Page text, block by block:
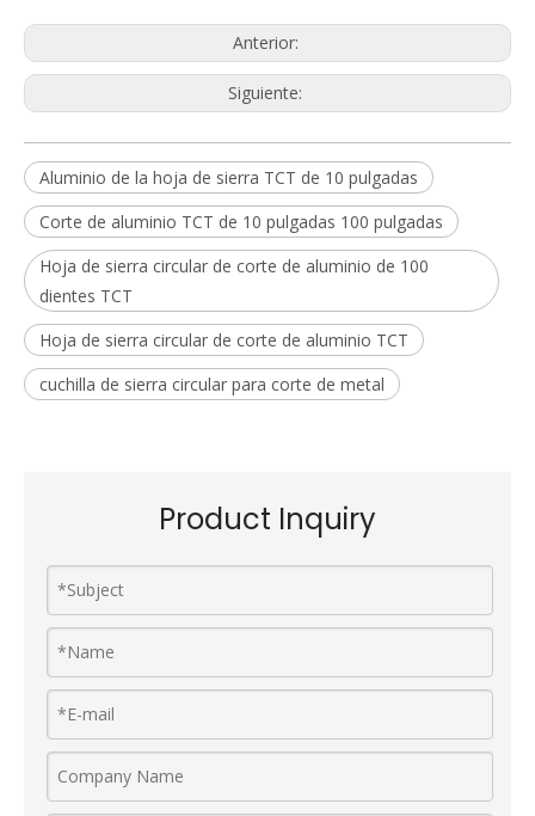
Anterior:
Siguiente:
Aluminio de la hoja de sierra TCT de 10 pulgadas
Corte de aluminio TCT de 10 pulgadas 100 pulgadas
Hoja de sierra circular de corte de aluminio de 100
dientes TCT
Hoja de sierra circular de corte de aluminio TCT
cuchilla de sierra circular para corte de metal
Product Inquiry